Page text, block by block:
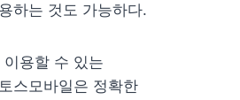
하는 것도 가능하다.
용할 수 있는
스모바일은 정확한